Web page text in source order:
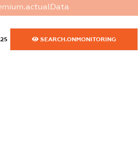
SEARCH.ONMONITORING